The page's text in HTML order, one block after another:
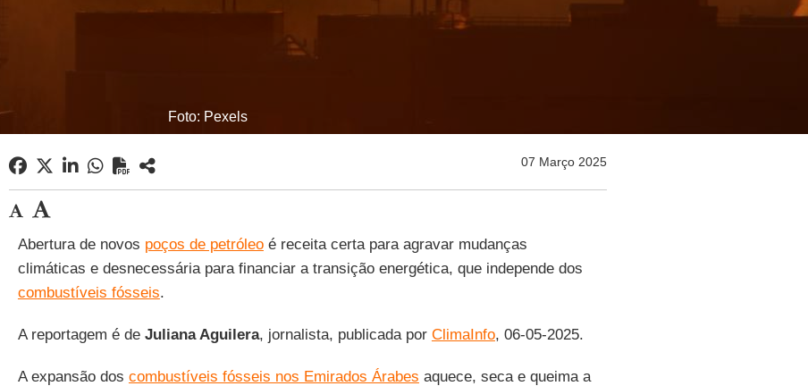
Foto: Pexels
07 Março 2025
Abertura de novos poços de petróleoé receita certa para agravar mudanças
climáticas e desnecessária para financiar a transição energética, que independe dos
combustíveis fósseis.
A reportagem é de Juliana Aguilera, jornalista, publicada por ClimaInfo, 06-05-2025.
A expansão dos combustíveis fósseis nos Emirados Árabes aquece, seca e queima a